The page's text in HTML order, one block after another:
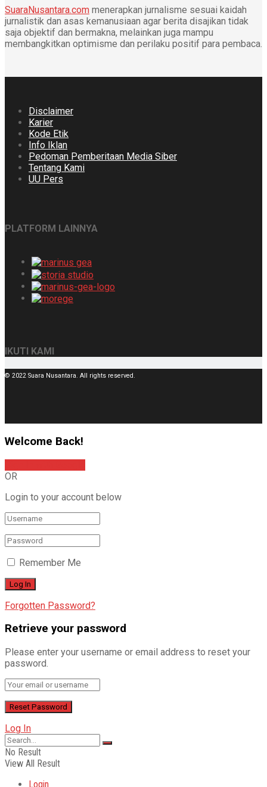
SuaraNusantara.com menerapkan jurnalisme sesuai kaidah
jurnalistik dan asas kemanusiaan agar berita disajikan tidak
saja objektif dan bermakna, melainkan juga mampu
membangkitkan optimisme dan perilaku positif para pembaca.
Disclaimer
Karier
Kode Etik
Info Iklan
Pedoman Pemberitaan Media Siber
Tentang Kami
UU Pers
PLATFORM LAINNYA
IKUTI KAMI
© 2022 Suara Nusantara. All rights reserved.
Welcome Back!
OR
Login to your account below
Remember Me
Forgotten Password?
Retrieve your password
Please enter your username or email address to reset your
password.
Log In
No Result
View All Result
Login